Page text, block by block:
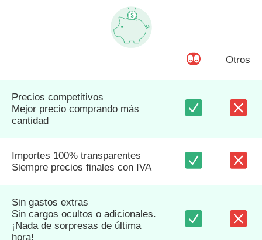
Otros
Precios competitivos
Mejor precio comprando más
cantidad
Importes 100% transparentes
Siempre precios finales con IVA
Sin gastos extras
Sin cargos ocultos o adicionales.
¡Nada de sorpresas de última
hora!